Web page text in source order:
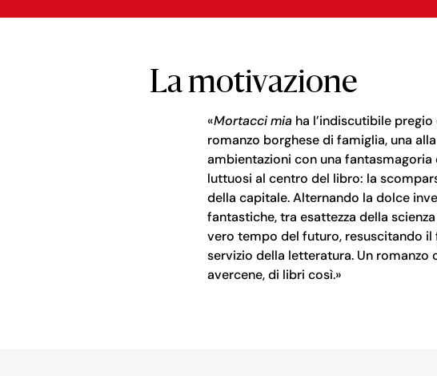
La motivazione
«Mortacci miaha l’indiscutibile
romanzo borghese di famiglia, una
ambientazioni con una
luttuosi al centro del libro: la
della capitale. Alternando la dolce
fantastiche, tra esattezza della
vero tempo del futuro, resuscitando
servizio della letteratura. Un romanzo
avercene, di libri così.»